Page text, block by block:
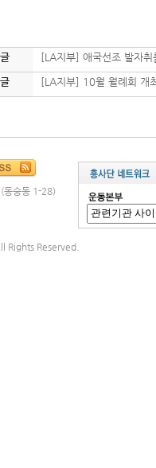
[LA지부] 애국선조 발자
[LA지부] 10월 월례회 개
동숭동 1-28)
Reserved.